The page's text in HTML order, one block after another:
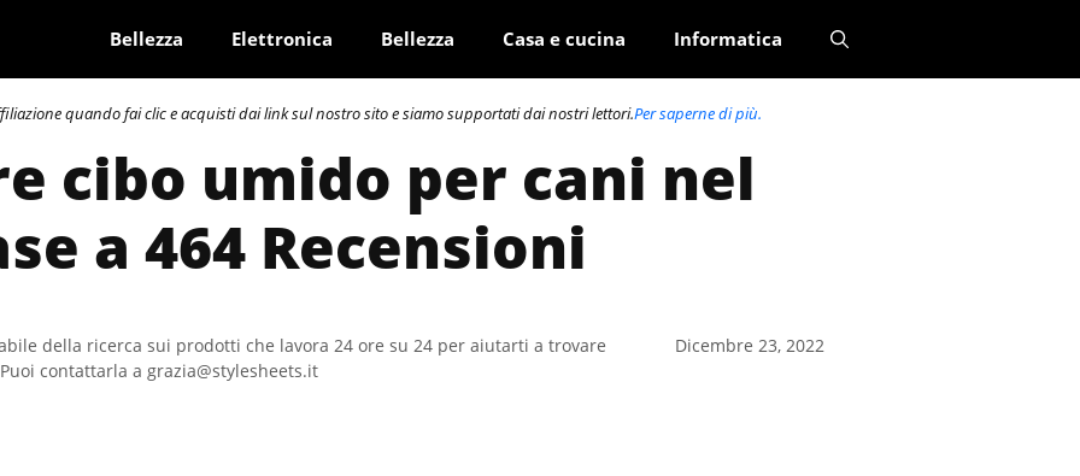
Bellezza Elettronica Bellezza Casa e cucina Informatica
quando fai clic e acquisti dai link sul nostro sito e siamo supportati dai nostri lettori.Per saperne di più.
cibo umido per cani nel
a 464 Recensioni
della ricerca sui prodotti che lavora 24 ore su 24 per aiutarti a trovare
contattarla a grazia@stylesheets.it
Dicembre 23, 2022